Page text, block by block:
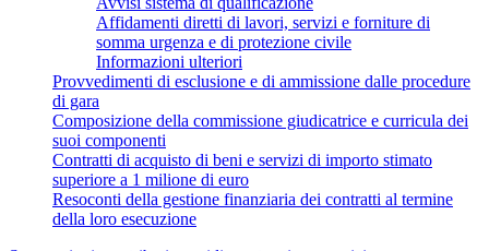
Affidamenti diretti di lavori, servizi e forniture di
somma urgenza e di protezione civile
Informazioni ulteriori
Provvedimenti di esclusione e di ammissione dalle procedure
di gara
Composizione della commissione giudicatrice e curricula dei
suoi componenti
Contratti di acquisto di beni e servizi di importo stimato
superiore a 1 milione di euro
Resoconti della gestione finanziaria dei contratti al termine
della loro esecuzione